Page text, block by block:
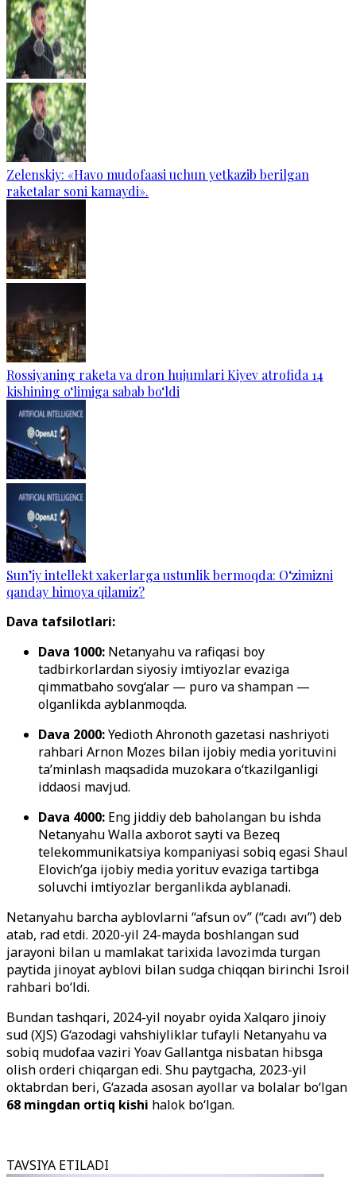
Zelenskiy: «Havo mudofaasi uchun yetkazib berilgan
raketalar soni kamaydi».
Rossiyaning raketa va dron hujumlari Kiyev atrofida 14
kishining o‘limiga sabab bo‘ldi
Sun’iy intellekt xakerlarga ustunlik bermoqda: O‘zimizni
qanday himoya qilamiz?
Dava tafsilotlari:
Dava 1000: Netanyahu va rafiqasi boy
tadbirkorlardan siyosiy imtiyozlar evaziga
qimmatbaho sovg‘alar — puro va shampan —
olganlikda ayblanmoqda.
Dava 2000:Yedioth Ahronoth gazetasi nashriyoti
rahbari Arnon Mozes bilan ijobiy media yorituvini
ta’minlash maqsadida muzokara o‘tkazilganligi
iddaosi mavjud.
Dava 4000: Eng jiddiy deb baholangan bu ishda
Netanyahu Walla axborot sayti va Bezeq
telekommunikatsiya kompaniyasi sobiq egasi Shaul
Elovich’ga ijobiy media yorituv evaziga tartibga
soluvchi imtiyozlar berganlikda ayblanadi.
Netanyahu barcha ayblovlarni “afsun ov” (“cadı avı”) deb
atab, rad etdi. 2020-yil 24-mayda boshlangan sud
jarayoni bilan u mamlakat tarixida lavozimda turgan
paytida jinoyat ayblovi bilan sudga chiqqan birinchi Isroil
rahbari bo‘ldi.
Bundan tashqari, 2024-yil noyabr oyida Xalqaro jinoiy
sud (XJS) G‘azodagi vahshiyliklar tufayli Netanyahu va
sobiq mudofaa vaziri Yoav Gallantga nisbatan hibsga
olish orderi chiqargan edi. Shu paytgacha, 2023-yil
oktabrdan beri, G‘azada asosan ayollar va bolalar bo‘lgan
68 mingdan ortiq kishi halok bo‘lgan.
TAVSIYA ETILADI